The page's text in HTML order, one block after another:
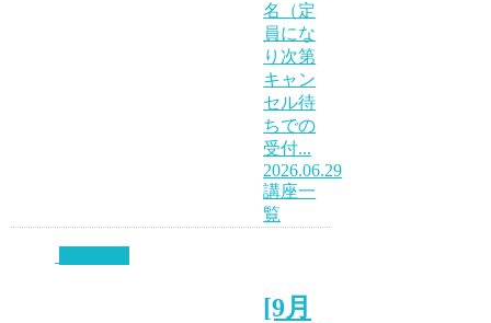
名（定
員にな
り次第
キャン
セル待
ちでの
受付...
2026.06.29
講座一
覧
[9月